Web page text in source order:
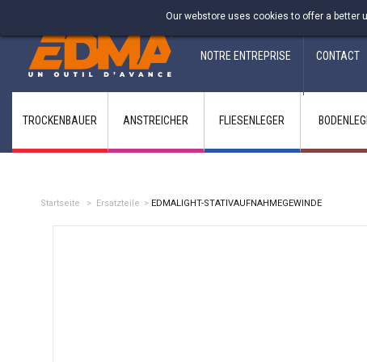
Fabricant francais depuis 1937
NOTRE ENTREPRISE CONTACT
Our webstore uses cookies to offer a better
TROCKENBAUER ANSTREICHER FLIESENLEGER
Startseite > Ersatzteile > EDMALIGHT-STATIVAUFNAHMEGEWINDE